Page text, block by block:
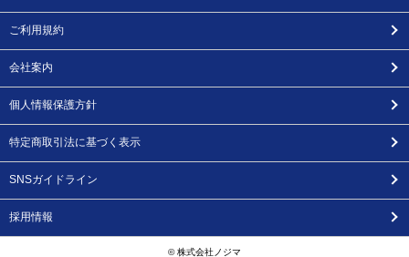
ご利用規約
会社案内
個人情報保護方針
特定商取引法に基づく表示
SNSガイドライン
採用情報
© 株式会社ノジマ